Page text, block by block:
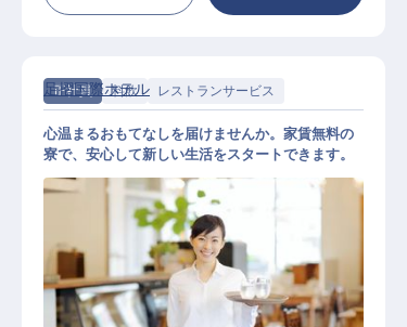
正社員 料飲 レストランサービス
足摺国際ホテル
心温まるおもてなしを届けませんか。家賃無料の
寮で、安心して新しい生活をスタートできます。